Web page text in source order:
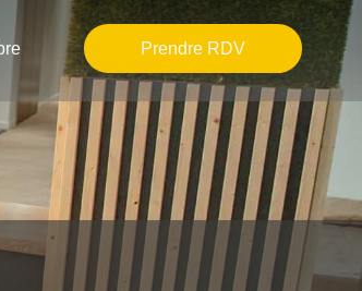
Prendre RDV